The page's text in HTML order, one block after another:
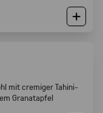
mit cremiger Tahini-
Granatapfel